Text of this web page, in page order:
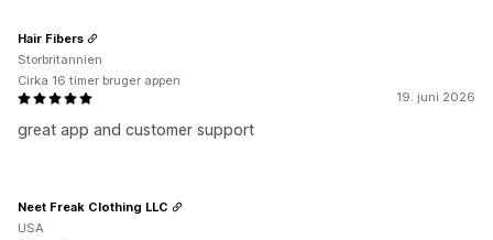
19. juni 2026
great app and customer support
Hair Fibers
Storbritannien
Cirka 16 timer bruger appen
Neet Freak Clothing LLC
USA